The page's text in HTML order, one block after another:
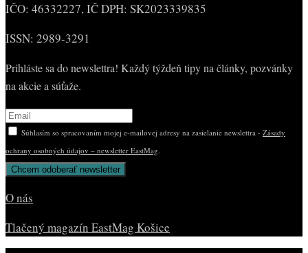
IČO: 46332227, IČ DPH: SK2023339835
ISSN: 2989-3291
Prihláste sa do newslettra! Každý týždeň tipy na články, pozvánky
na akcie a súťaže.
Súhlasím so spracovaním mojej e-mailovej adresy na zasielanie newslettra - Zásady
ochrany osobných údajov – newsletter EastMag.
O nás
Tlačený magazín EastMag Košice